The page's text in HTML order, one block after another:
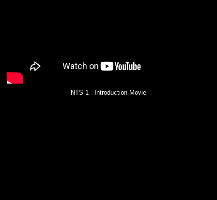
NTS-1 - Introduction Movie